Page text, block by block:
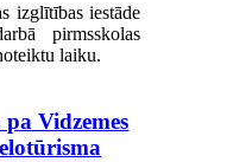
izglītības iestāde
pirmsskolas
laiku.
Vidzemes